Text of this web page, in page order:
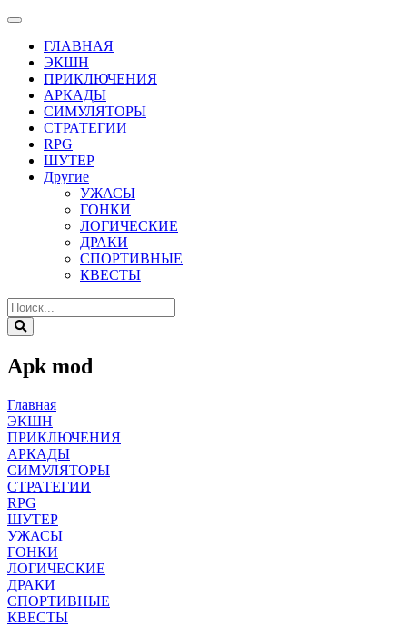
ГЛАВНАЯ
ЭКШН
ПРИКЛЮЧЕНИЯ
АРКАДЫ
СИМУЛЯТОРЫ
СТРАТЕГИИ
RPG
ШУТЕР
Другие
УЖАСЫ
ГОНКИ
ЛОГИЧЕСКИЕ
ДРАКИ
СПОРТИВНЫЕ
КВЕСТЫ
Apk mod
Главная
ЭКШН
ПРИКЛЮЧЕНИЯ
АРКАДЫ
СИМУЛЯТОРЫ
СТРАТЕГИИ
RPG
ШУТЕР
УЖАСЫ
ГОНКИ
ЛОГИЧЕСКИЕ
ДРАКИ
СПОРТИВНЫЕ
КВЕСТЫ